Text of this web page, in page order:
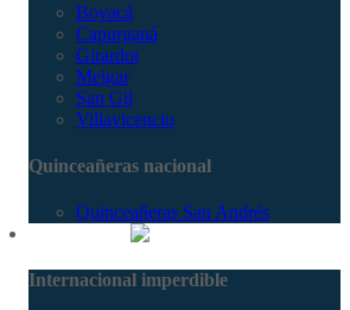
Boyacá
Capurganá
Girardot
Melgar
San Gil
Villavicencio
Quinceañeras nacional
Quinceañeras San Andrés
Internacional imperdible